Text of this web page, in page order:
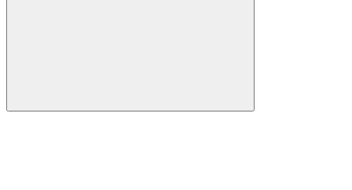
Compartilhar